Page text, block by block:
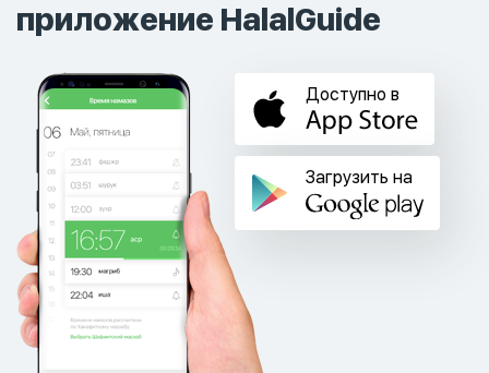
приложение HalalGuide
Доступно в
Загрузить на